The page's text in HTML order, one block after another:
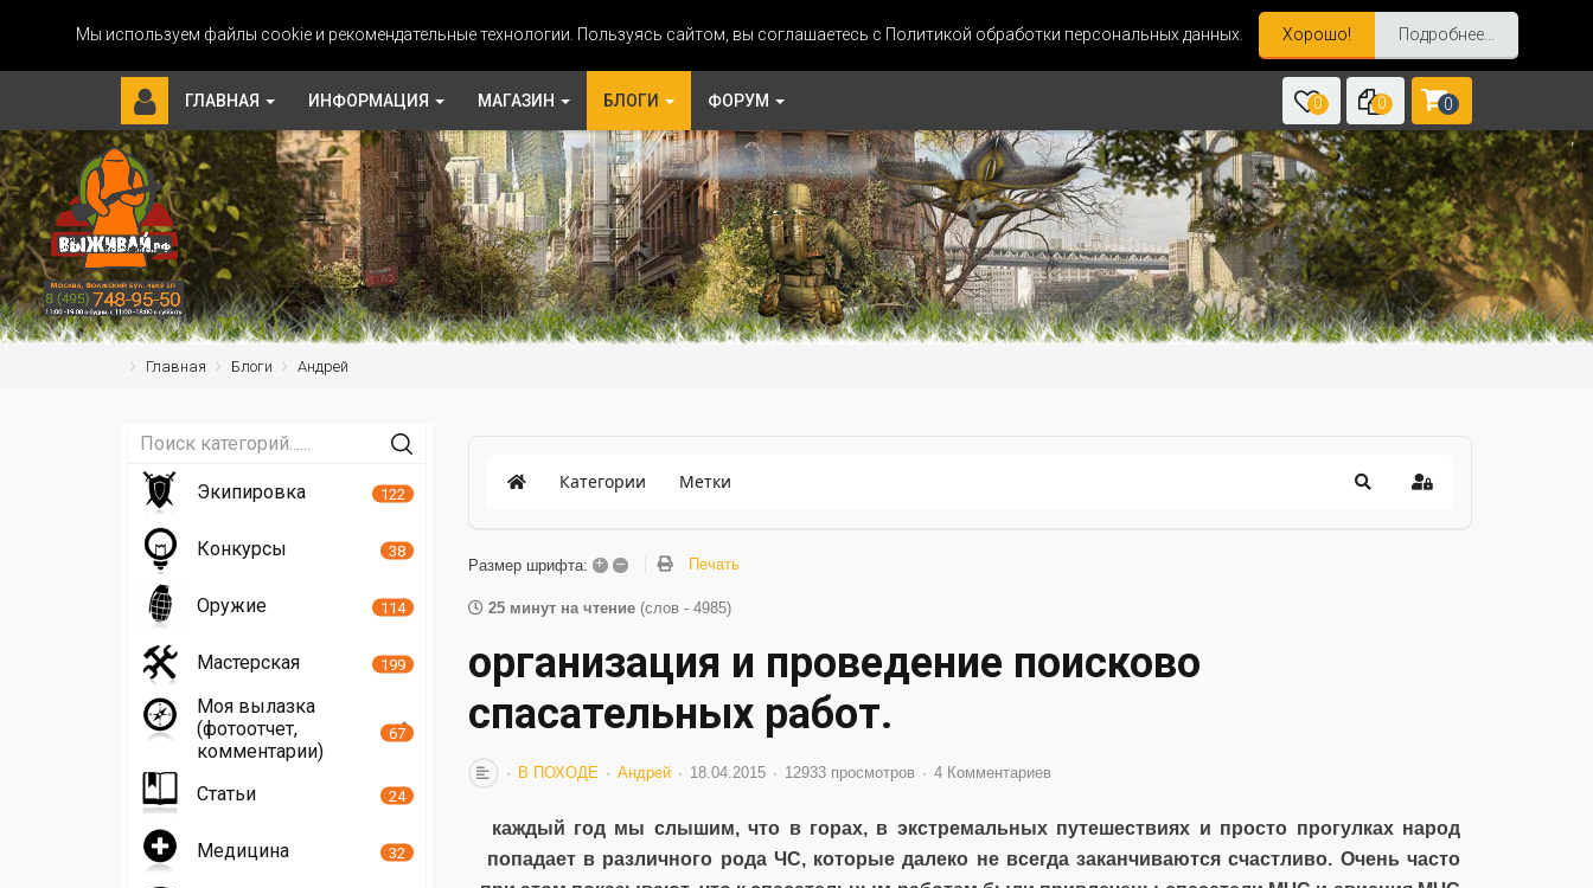
Мы используем файлы cookie и рекомендательные технологии. Пользуясь сайтом, вы соглашаетесь с Политикой обработки персональных данных. Хорошо! Подробнее...
ГЛАВНАЯ ИНФОРМАЦИЯ МАГАЗИН БЛОГИ ФОРУМ 0 0 0
Главная Блоги Андрей
Категории Метки
Размер шрифта: + – Печать
25 минут на чтение (слов - 4985)
организация и проведение поисково
спасательных работ.
В ПОХОДЕ Андрей 18.04.2015 12933 просмотров 4 Комментариев
каждый год мы слышим, что в горах, в экстремальных путешествиях и просто прогулках народ
попадает в различного рода ЧС, которые далеко не всегда заканчиваются счастливо. Очень часто
Экипировка 122
Конкурсы 38
Оружие 114
Мастерская 199
Моя вылазка
(фотоотчет,
комментарии)
67
Статьи 24
Медицина 32